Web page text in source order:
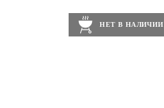
НЕТ В НАЛИЧИИ